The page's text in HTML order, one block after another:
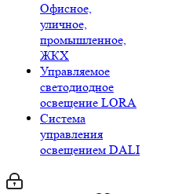
Офисное,
уличное,
промышленное,
ЖКХ
Управляемое
светодиодное
освещение LORA
Система
управления
освещением DALI